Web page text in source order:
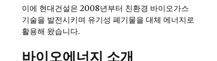
이에 현대건설은 2008년부터 친환경 바이오가스
기술을 발전시키며 유기성 폐기물을 대체 에너지로
활용해 왔습니다.
바이오에너지 소개